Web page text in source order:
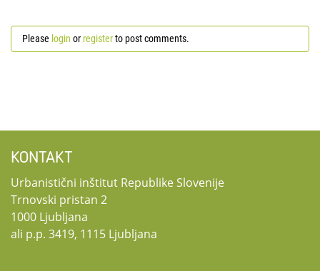
Please login or registerto post comments.
KONTAKT
Urbanistični inštitut Republike Slovenije
Trnovski pristan 2
1000 Ljubljana
ali p.p. 3419, 1115 Ljubljana